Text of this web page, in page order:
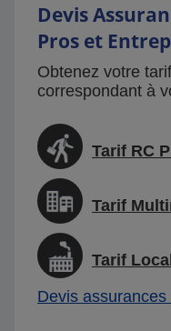
Devis
Pros et
Obtenez votre
correspondant à
Tarif RC
Tarif
Tarif
Devis assurances